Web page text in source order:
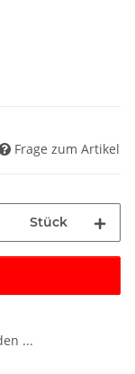
Frage zum Artikel
Stück
...